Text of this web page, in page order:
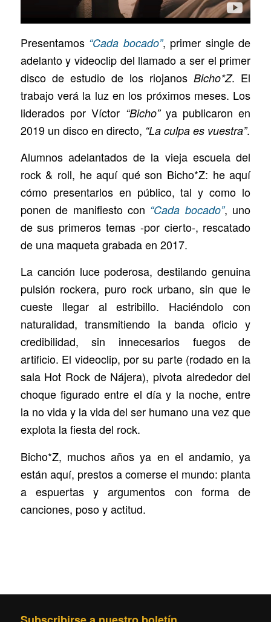
Presentamos “Cada bocado”, primer single de
adelanto y videoclip del llamado a ser el primer
disco de estudio de los riojanosBicho*Z. El
trabajo verá la luz en los próximos meses. Los
liderados por Víctor “Bicho”ya publicaron en
2019 un disco en directo, “La culpa es vuestra”.
Alumnos adelantados de la vieja escuela del
rock & roll, he aquí qué son Bicho*Z: he aquí
cómo presentarlos en público, tal y como lo
ponen de manifiesto con “Cada bocado”, uno
de sus primeros temas -por cierto-, rescatado
de una maqueta grabada en 2017.
La canción luce poderosa, destilando genuina
pulsión rockera, puro rock urbano, sin que le
cueste llegar al estribillo. Haciéndolo con
naturalidad, transmitiendo la banda oficio y
credibilidad, sin innecesarios fuegos de
artificio. El videoclip, por su parte (rodado en la
sala Hot Rock de Nájera), pivota alrededor del
choque figurado entre el día y la noche, entre
la no vida y la vida del ser humano una vez que
explota la fiesta del rock.
Bicho*Z, muchos años ya en el andamio, ya
están aquí, prestos a comerse el mundo: planta
a espuertas y argumentos con forma de
canciones, poso y actitud.